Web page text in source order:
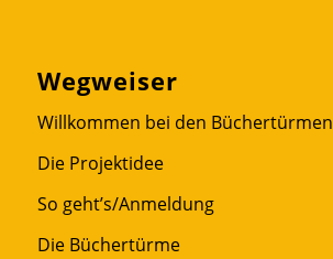
Wegweiser
Willkommen bei den Büchertürmen
Die Projektidee
So geht’s/Anmeldung
Die Büchertürme